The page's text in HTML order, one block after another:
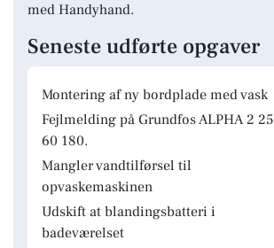
med Handyhand.
Seneste udførte opgaver
Montering af ny bordplade med vask
Fejlmelding på Grundfos ALPHA 2
60 180.
Mangler vandtilførsel til
opvaskemaskinen
Udskift at blandingsbatteri i
badeværelset